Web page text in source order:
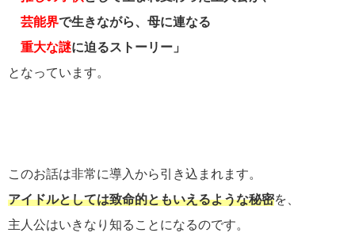
芸能界で生きながら、母に連なる
重大な謎に迫るストーリー」
となっています。
このお話は非常に導入から引き込まれます。
アイドルとしては致命的ともいえるような秘密を、
主人公はいきなり知ることになるのです。